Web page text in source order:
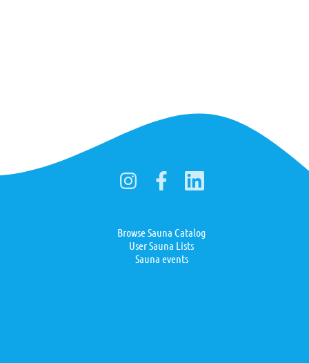
Browse Sauna Catalog
User Sauna Lists
Sauna events